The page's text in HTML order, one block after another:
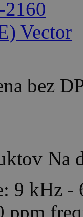
bez
Na
9 kHz
ppm